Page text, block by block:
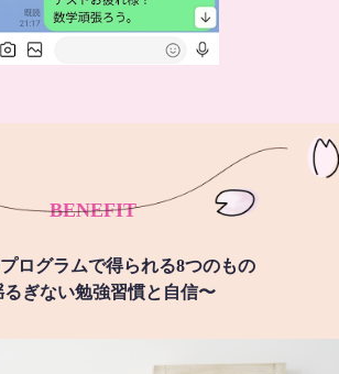
BENEFIT
ログラムで得られる8つのもの
るぎない勉強習慣と自信〜